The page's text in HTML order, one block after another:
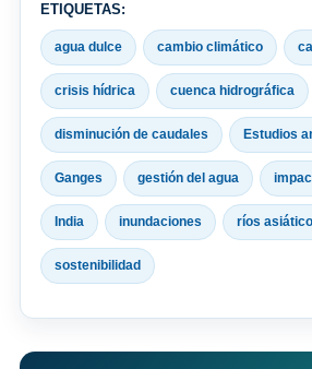
ETIQUETAS:
agua dulce cambio climático
crisis hídrica cuenca hidrográfica
disminución de caudales Estudios
Ganges gestión del agua
India inundaciones ríos
sostenibilidad